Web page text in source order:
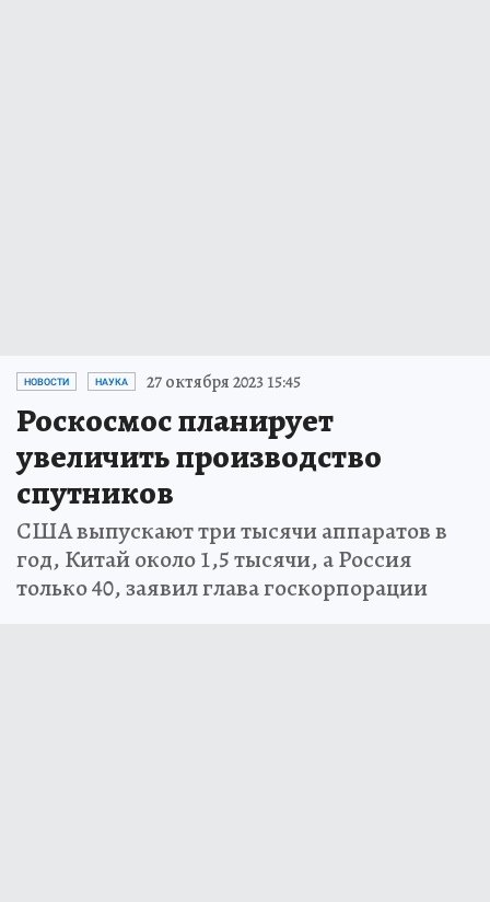
НОВОСТИ НАУКА 27 октября 2023 15:45
Роскосмос планирует
увеличить производство
спутников
США выпускают три тысячи аппаратов в
год, Китай около 1,5 тысячи, а Россия
только 40, заявил глава госкорпорации